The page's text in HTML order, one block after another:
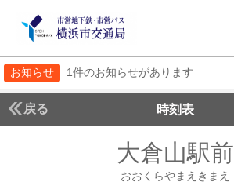
お知らせ 1件のお知らせがあります
戻る 時刻表
大倉山駅前
おおくらやまえきまえ